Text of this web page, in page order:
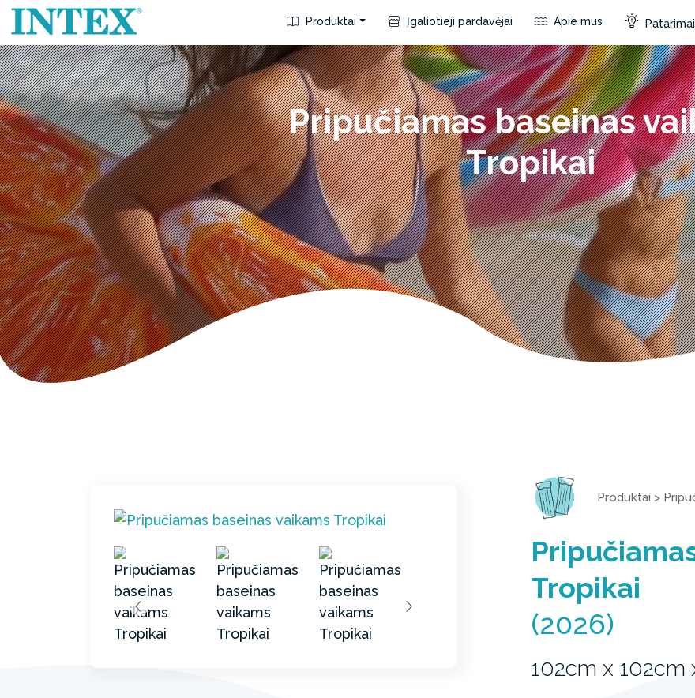
Produktai Įgaliotieji pardavėjai Apie mus
Pripučiamas baseinas
Tropikai
Produktai >
Tropikai
(2026)
102cm x 102cm